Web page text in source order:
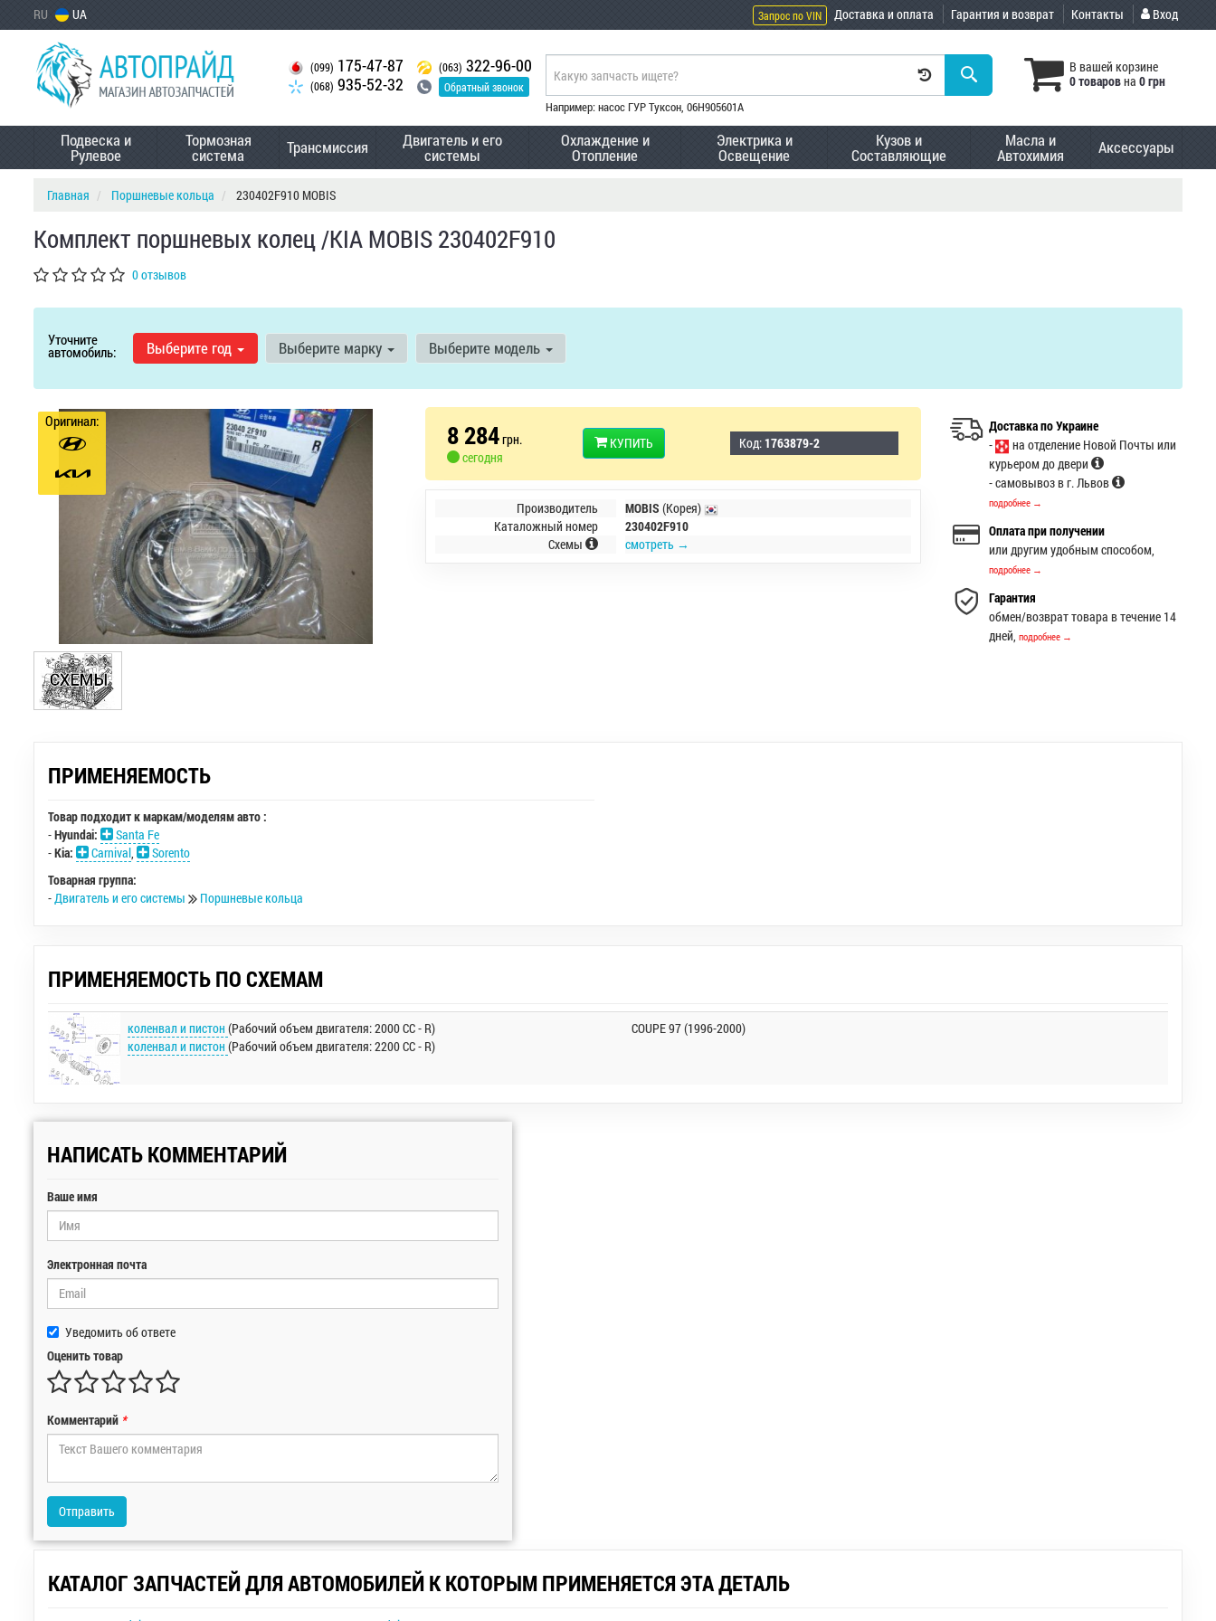
RU UA Запрос по VIN Доставка и оплата Гарантия и возврат Контакты Вход
(099) 175-47-87
(068) 935-52-32
(063) 322-96-00
Обратный звонок
В вашей корзине
0 товаровна 0 грн
Например: насос ГУР Туксон, 06H905601A
Подвеска и
Рулевое
Тормозная
система Трансмиссия Двигатель и его
системы
Охлаждение и
Отопление
Электрика и
Освещение
Кузов и
Составляющие
Масла и
Автохимия Аксессуары
Главная Поршневые кольца 230402F910 MOBIS
Комплект поршневых колец /KIA MOBIS 230402F910
0 отзывов
Уточните
автомобиль: Выберите год Выберите марку Выберите модель
Оригинал: 8 284грн.
сегодня
КУПИТЬ Код: 1763879-2
Производитель MOBIS (Корея)
Каталожный номер
230402F910
Схемы
смотреть →
Доставка по Украине
-
на отделение Новой Почты или
курьером до двери
- самовывоз в г. Львов
подробнее →
Оплата при получении
или другим удобным способом,
подробнее →
Гарантия
обмен/возврат товара в течение 14
дней,подробнее →
ПРИМЕНЯЕМОСТЬ
Товар подходит к маркам/моделям авто :
-Hyundai:
Santa Fe
-Kia: Carnival
Sorento
Товарная группа:
- Двигатель и его системы Поршневые кольца
ПРИМЕНЯЕМОСТЬ ПО СХЕМАМ
коленвал и пистон (Рабочий объем двигателя: 2000 CC - R)
коленвал и пистон (Рабочий объем двигателя: 2200 CC - R)
COUPE 97 (1996-2000)
НАПИСАТЬ КОММЕНТАРИЙ
Ваше имя
Электронная почта
Уведомить об ответе
Оценить товар
Комментарий *
Отправить
КАТАЛОГ ЗАПЧАСТЕЙ ДЛЯ АВТОМОБИЛЕЙ К КОТОРЫМ ПРИМЕНЯЕТСЯ ЭТА ДЕТАЛЬ